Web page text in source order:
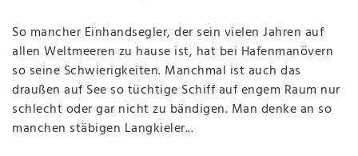
So mancher Einhandsegler, der sein vielen Jahren auf
allen Weltmeeren zu hause ist, hat bei Hafenmanövern
so seine Schwierigkeiten. Manchmal ist auch das
draußen auf See so tüchtige Schiff auf engem Raum nur
schlecht oder gar nicht zu bändigen. Man denke an so
manchen stäbigen Langkieler...